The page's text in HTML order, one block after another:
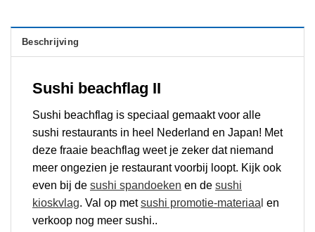
Beschrijving
Sushi beachflag II
Sushi beachflag is speciaal gemaakt voor alle
sushi restaurants in heel Nederland en Japan! Met
deze fraaie beachflag weet je zeker dat niemand
meer ongezien je restaurant voorbij loopt. Kijk ook
even bij de sushi spandoeken en de sushi
kioskvlag. Val op metsushi promotie-materiaa en
verkoop nog meer sushi..